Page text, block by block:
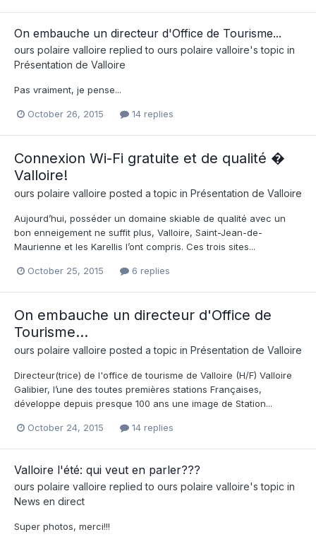
On embauche un directeur d'Office de Tourisme...
ours polaire valloire replied to ours polaire valloire's topic in
Présentation de Valloire
Pas vraiment, je pense...
October 26, 2015 14 replies
Connexion Wi-Fi gratuite et de qualité �
Valloire!
ours polaire valloire posted a topic in Présentation de Valloire
Aujourd’hui, posséder un domaine skiable de qualité avec un
bon enneigement ne suffit plus, Valloire, Saint-Jean-de-
Maurienne et les Karellis l’ont compris. Ces trois sites...
October 25, 2015 6 replies
On embauche un directeur d'Office de
Tourisme...
ours polaire valloire posted a topic in Présentation de Valloire
Directeur(trice) de l'office de tourisme de Valloire (H/F) Valloire
Galibier, l’une des toutes premières stations Françaises,
développe depuis presque 100 ans une image de Station...
October 24, 2015 14 replies
Valloire l'été: qui veut en parler???
ours polaire valloire replied to ours polaire valloire's topic in
News en direct
Super photos, merci!!!